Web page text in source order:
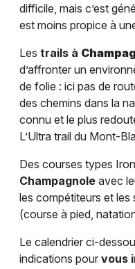
difficile, mais c’est
est moins propice à
Les trails à
d’affronter un
de folie : ici pas de
des chemins dans la
connu et le plus
L’Ultra trail du Mont-
Des courses types
Champagnole avec
les compétiteurs et les
(course à pied,
Le calendrier ci-
indications pour vous